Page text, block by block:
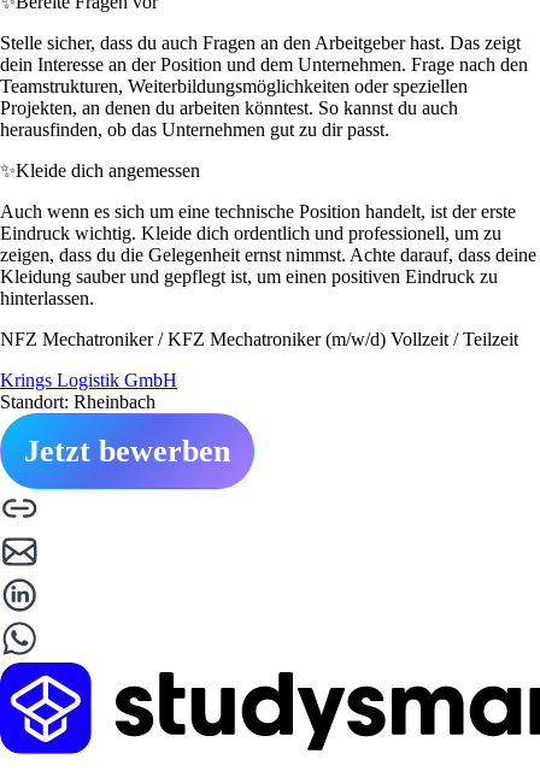
Stelle sicher, dass du auch Fragen an den Arbeitgeber hast. Das zeigt
dein Interesse an der Position und dem Unternehmen. Frage nach den
Teamstrukturen, Weiterbildungsmöglichkeiten oder speziellen
Projekten, an denen du arbeiten könntest. So kannst du auch
herausfinden, ob das Unternehmen gut zu dir passt.
✨Kleide dich angemessen
Auch wenn es sich um eine technische Position handelt, ist der erste
Eindruck wichtig. Kleide dich ordentlich und professionell, um zu
zeigen, dass du die Gelegenheit ernst nimmst. Achte darauf, dass deine
Kleidung sauber und gepflegt ist, um einen positiven Eindruck zu
hinterlassen.
NFZ Mechatroniker / KFZ Mechatroniker (m/w/d) Vollzeit / Teilzeit
Krings Logistik GmbH
Standort: Rheinbach
Jetzt bewerben